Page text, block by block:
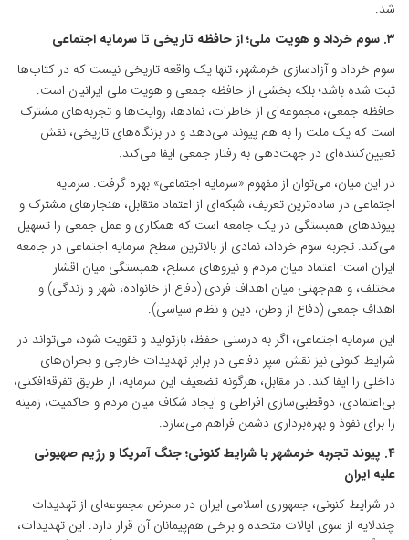
شد.
۳. سوم خرداد و هویت ملی؛ از حافظه تاریخی تا سرمایه اجتماعی
سوم خرداد و آزادسازی خرمشهر، تنها یک واقعه تاریخی نیست که در کتاب‌ها
ثبت شده باشد؛ بلکه بخشی از حافظه جمعی و هویت ملی ایرانیان است.
حافظه جمعی، مجموعه‌ای از خاطرات، نمادها، روایت‌ها و تجربه‌های مشترک
است که یک ملت را به هم پیوند می‌دهد و در بزنگاه‌های تاریخی، نقش
تعیین‌کننده‌ای در جهت‌دهی به رفتار جمعی ایفا می‌کند.
در این میان، می‌توان از مفهوم «سرمایه اجتماعی» بهره گرفت. سرمایه
اجتماعی در ساده‌ترین تعریف، شبکه‌ای از اعتماد متقابل، هنجارهای مشترک و
پیوندهای همبستگی در یک جامعه است که همکاری و عمل جمعی را تسهیل
می‌کند. تجربه سوم خرداد، نمادی از بالاترین سطح سرمایه اجتماعی در جامعه
ایران است: اعتماد میان مردم و نیروهای مسلح، همبستگی میان اقشار
مختلف، و هم‌جهتی میان اهداف فردی (دفاع از خانواده، شهر و زندگی) و
اهداف جمعی (دفاع از وطن، دین و نظام سیاسی).
این سرمایه اجتماعی، اگر به درستی حفظ، بازتولید و تقویت شود، می‌تواند در
شرایط کنونی نیز نقش سپر دفاعی در برابر تهدیدات خارجی و بحران‌های
داخلی را ایفا کند. در مقابل، هرگونه تضعیف این سرمایه، از طریق تفرقه‌افکنی،
بی‌اعتمادی، دوقطبی‌سازی افراطی و ایجاد شکاف میان مردم و حاکمیت، زمینه
را برای نفوذ و بهره‌برداری دشمن فراهم می‌سازد.
۴. پیوند تجربه خرمشهر با شرایط کنونی؛ جنگ آمریکا و رژیم صهیونی
علیه ایران
در شرایط کنونی، جمهوری اسلامی ایران در معرض مجموعه‌ای از تهدیدات
چندلایه از سوی ایالات متحده و برخی هم‌پیمانان آن قرار دارد. این تهدیدات،